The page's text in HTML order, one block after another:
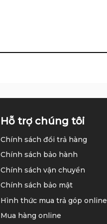
Hỗ trợ chúng tôi
Chính sách đổi trả hàng
Chính sách bảo hành
Chính sách vận chuyển
Chính sách bảo mật
Hình thức mua trả góp online
Mua hàng online